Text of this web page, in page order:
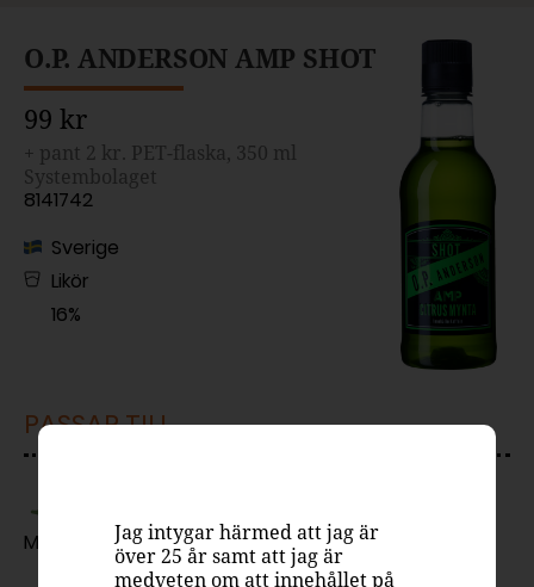
O.P. ANDERSON AMP SHOT
99 kr
+ pant 2 kr. PET-flaska, 350 ml
Systembolaget
8141742
Sverige
Likör
16%
PASSAR TILL
Mingel DrinkJag intygar härmed att jag är
över 25 år samt att jag är
medveten om att innehållet på